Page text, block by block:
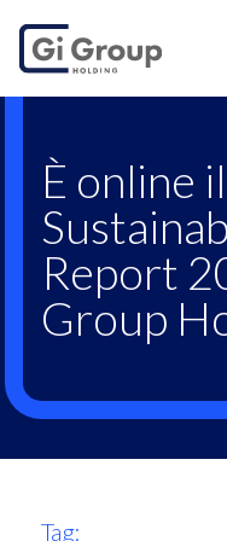
È online il
Report
Group
Tag: